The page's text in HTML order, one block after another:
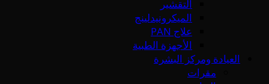
التقشير
الميكرونيدلينج
علاج PAN
الأجهزة الطبية
العيادة ومركز البشرة
مقرات